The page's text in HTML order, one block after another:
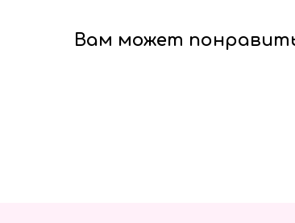
Вам может